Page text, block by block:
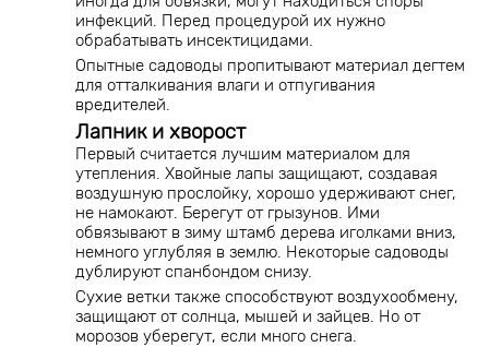
инфекций. Перед процедурой их нужно
обрабатывать инсектицидами.
Опытные садоводы пропитывают материал дегтем
для отталкивания влаги и отпугивания
вредителей.
Лапник и хворост
Первый считается лучшим материалом для
утепления. Хвойные лапы защищают, создавая
воздушную прослойку, хорошо удерживают снег,
не намокают. Берегут от грызунов. Ими
обвязывают в зиму штамб дерева иголками вниз,
немного углубляя в землю. Некоторые садоводы
дублируют спанбондом снизу.
Сухие ветки также способствуют воздухообмену,
защищают от солнца, мышей и зайцев. Но от
морозов уберегут, если много снега.